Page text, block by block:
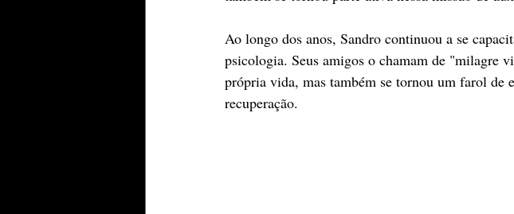
Ao longo dos anos, Sandro continuou a se
psicologia. Seus amigos o chamam de "milagre
própria vida, mas também se tornou um farol de
recuperação.